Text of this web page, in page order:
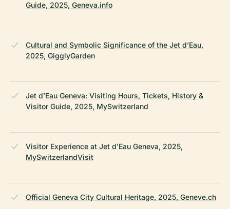
Guide, 2025, Geneva.info
Cultural and Symbolic Significance of the Jet d’Eau,
2025, GigglyGarden
Jet d’Eau Geneva: Visiting Hours, Tickets, History &
Visitor Guide, 2025, MySwitzerland
Visitor Experience at Jet d’Eau Geneva, 2025,
MySwitzerlandVisit
Official Geneva City Cultural Heritage, 2025, Geneve.ch